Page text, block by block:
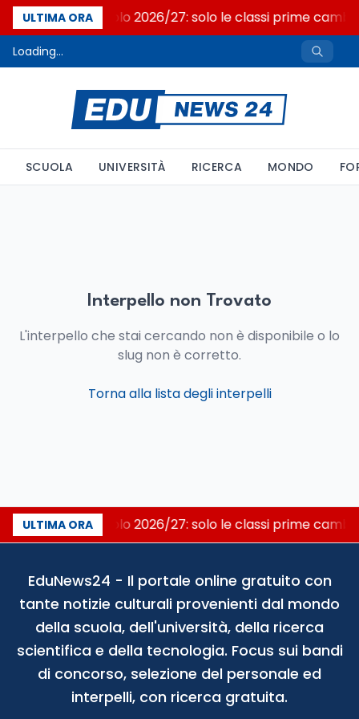
ULTIMA ORA
Nuovo curricolo 2026/27: solo le classi prime
Loading...
SCUOLA UNIVERSITÀ RICERCA MONDO
Interpello non Trovato
L'interpello che stai cercando non è disponibile o lo
slug non è corretto.
Torna alla lista degli interpelli
ULTIMA ORA
Nuovo curricolo 2026/27: solo le classi prime
EduNews24 - Il portale online gratuito con
tante notizie culturali provenienti dal mondo
della scuola, dell'università, della ricerca
scientifica e della tecnologia. Focus sui bandi
di concorso, selezione del personale ed
interpelli, con ricerca gratuita.